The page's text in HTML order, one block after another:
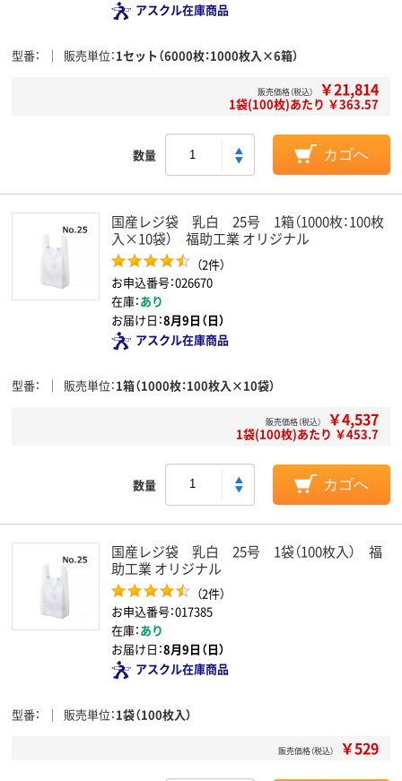
アスクル在庫商品
型番 販売単位 1セット（6000枚：1000枚入×6箱）
販売価格（税込） ￥21,814
1袋(100枚)あたり ￥363.57
数量 カゴへ
国産レジ袋 乳白 25号 1箱（1000枚：100枚
入×10袋） 福助工業 オリジナル
（2件）
お申込番号：026670
在庫：あり
お届け日：8月9日（日）
アスクル在庫商品
型番 販売単位 1箱（1000枚：100枚入×10袋）
販売価格（税込） ￥4,537
1袋(100枚)あたり ￥453.7
数量 カゴへ
国産レジ袋 乳白 25号 1袋（100枚入） 福
助工業 オリジナル
（2件）
お申込番号：017385
在庫：あり
お届け日：8月9日（日）
アスクル在庫商品
型番 販売単位 1袋（100枚入）
販売価格（税込） ￥529